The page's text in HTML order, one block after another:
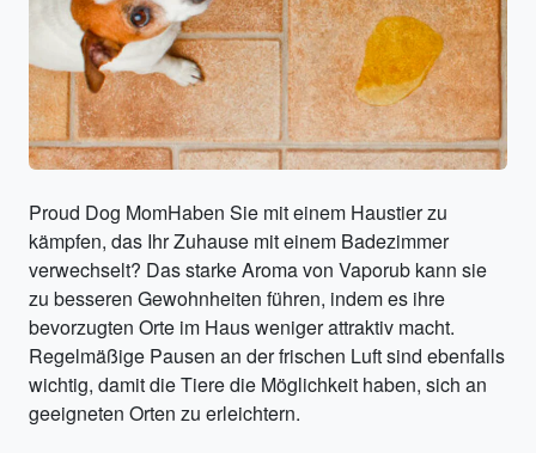
Proud Dog MomHaben Sie mit einem Haustier zu
kämpfen, das Ihr Zuhause mit einem Badezimmer
verwechselt? Das starke Aroma von Vaporub kann sie
zu besseren Gewohnheiten führen, indem es ihre
bevorzugten Orte im Haus weniger attraktiv macht.
Regelmäßige Pausen an der frischen Luft sind ebenfalls
wichtig, damit die Tiere die Möglichkeit haben, sich an
geeigneten Orten zu erleichtern.